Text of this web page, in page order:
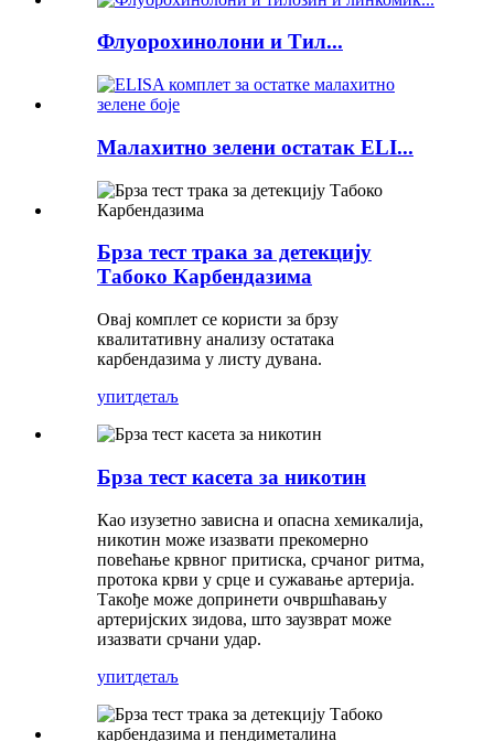
Флуорохинолони и Тил...
Малахитно зелени остатак ELI...
Брза тест трака за детекцију
Табоко Карбендазима
Овај комплет се користи за брзу
квалитативну анализу остатака
карбендазима у листу дувана.
упитдетаљ
Брза тест касета за никотин
Као изузетно зависна и опасна хемикалија,
никотин може изазвати прекомерно
повећање крвног притиска, срчаног ритма,
протока крви у срце и сужавање артерија.
Такође може допринети очвршћавању
артеријских зидова, што заузврат може
изазвати срчани удар.
упитдетаљ